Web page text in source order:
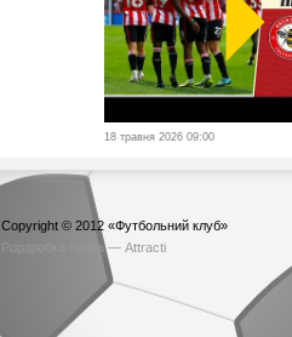
18 травня 2026 09:00
Copyright © 2012 «Футбольний клуб»
Рорзробка сайта — Attracti